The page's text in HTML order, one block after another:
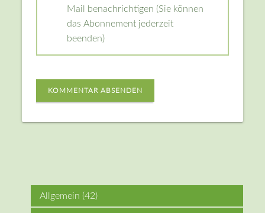
Mail benachrichtigen (Sie können
das Abonnement jederzeit
beenden)
KOMMENTAR ABSENDEN
Allgemein (42)